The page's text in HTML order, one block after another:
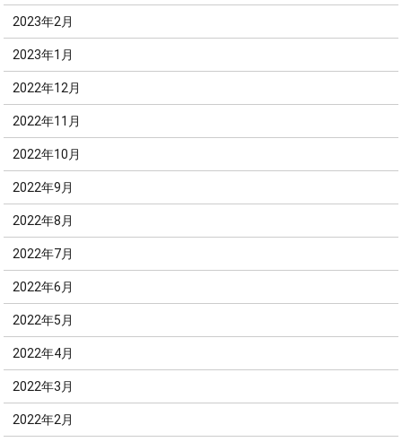
2023年2月
2023年1月
2022年12月
2022年11月
2022年10月
2022年9月
2022年8月
2022年7月
2022年6月
2022年5月
2022年4月
2022年3月
2022年2月